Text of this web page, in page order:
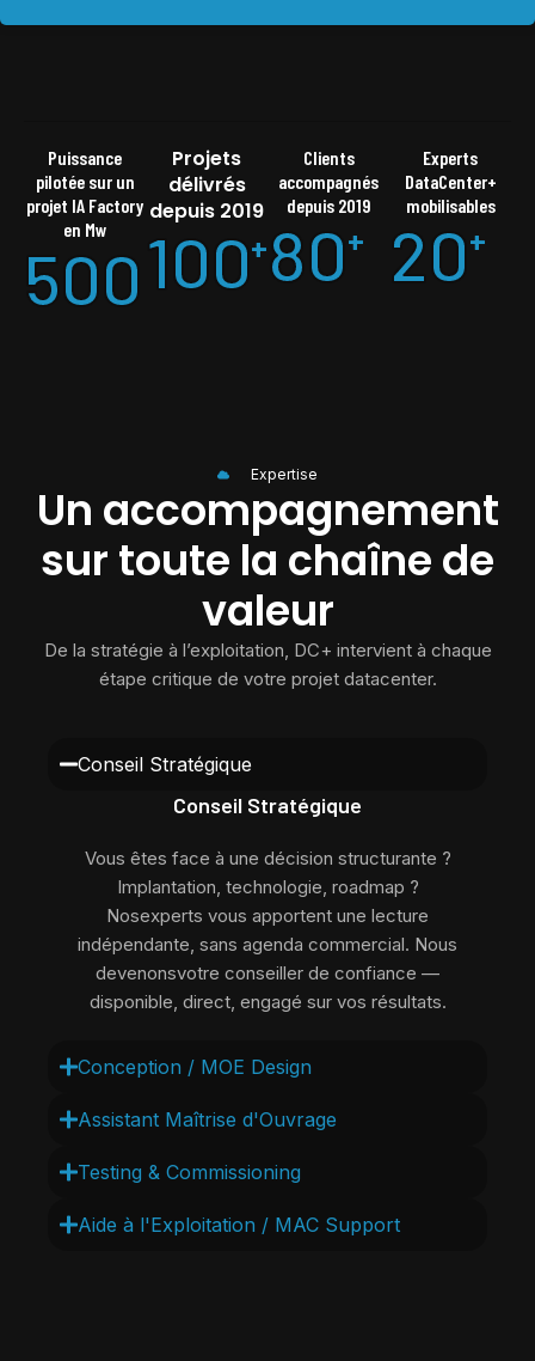
Puissance
pilotée sur un
projet IA Factory
en Mw
500
Projets
délivrés
depuis 2019
100+
Clients
accompagnés
depuis 2019
80+
Experts
DataCenter+
mobilisables
20+
Expertise
Un accompagnement
sur toute la chaîne de
valeur
De la stratégie à l’exploitation, DC+ intervient à chaque
étape critique de votre projet datacenter.
Conseil Stratégique
Conseil Stratégique
Vous êtes face à une décision structurante ?
Implantation, technologie, roadmap ?
Nosexperts vous apportent une lecture
indépendante, sans agenda commercial. Nous
devenonsvotre conseiller de confiance —
disponible, direct, engagé sur vos résultats.
Conception / MOE Design
Assistant Maîtrise d'Ouvrage
Testing & Commissioning
Aide à l'Exploitation / MAC Support